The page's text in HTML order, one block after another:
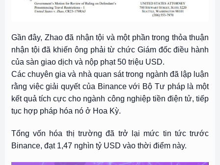
Gần đây, Zhao đã nhận tội và một phần trong thỏa thuận
nhận tội đã khiến ông phải từ chức Giám đốc điều hành
của sàn giao dịch và nộp phạt 50 triệu USD.
Các chuyên gia và nhà quan sát trong ngành đã lập luận
rằng việc giải quyết của Binance với Bộ Tư pháp là một
kết quả tích cực cho ngành công nghiệp tiền điện tử, tiếp
tục hợp pháp hóa nó ở Hoa Kỳ.
Tổng vốn hóa thị trường đã trở lại mức tin tức trước
Binance, đạt 1,47 nghìn tỷ USD vào thời điểm này.